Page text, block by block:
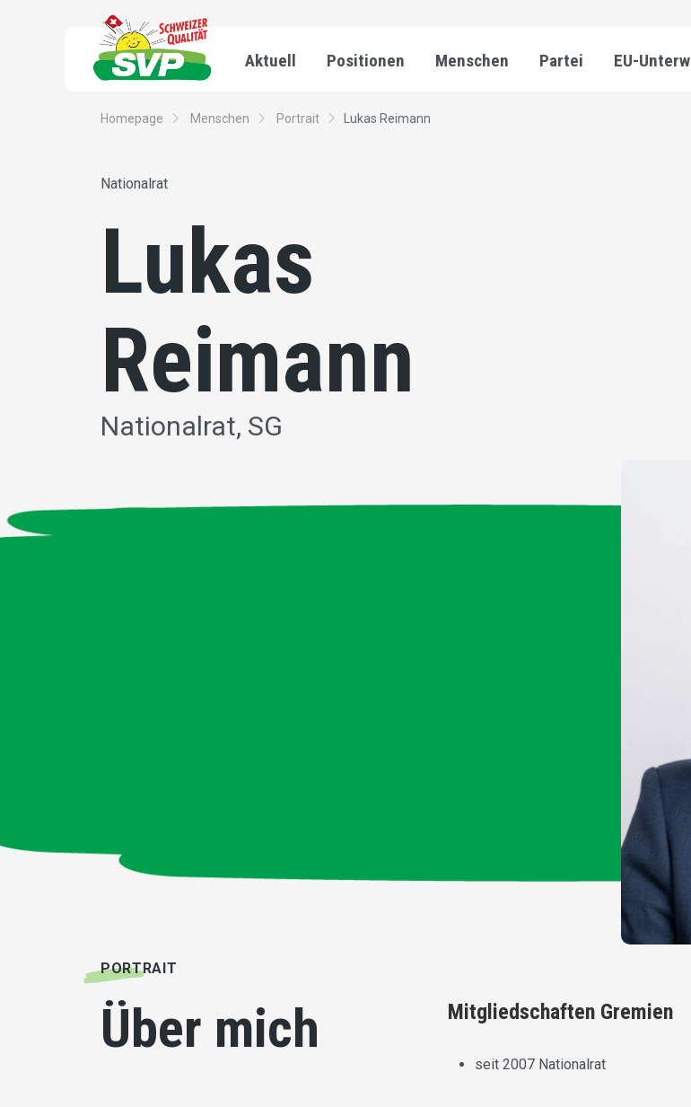
Aktuell Positionen Menschen Partei EU-
Homepage Menschen Portrait Lukas Reimann
Nationalrat
Lukas
Reimann
Nationalrat, SG
PORTRAIT
Über mich Mitgliedschaften Gremien
seit 2007 Nationalrat